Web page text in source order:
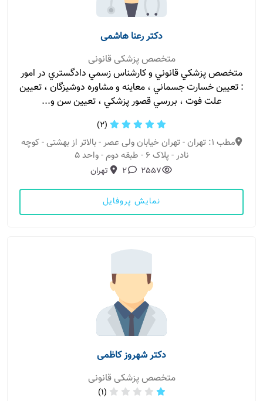
دکتر رعنا هاشمی
متخصص پزشکی قانونی
متخصص پزشكي قانوني و كارشناس زسمي دادگستري در امور
: تعيين خسارت جسماني ، معاينه و مشاوره دوشيزگان ، تعيين
علت فوت ، بررسي قصور پزشكي ، تعيين سن و...
(2)
مطب 1: تهران - تهران خیابان ولی عصر - بالاتر از بهشتی - کوچه
نادر - پلاک ۶ - طبقه دوم - واحد ۵
2557
2 تهران
نمایش پروفایل
دکتر شهروز کاظمی
متخصص پزشکی قانونی
(1)